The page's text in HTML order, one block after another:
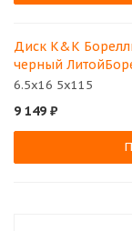
Диск K&K
черный
6.5x16 5x115
9 149 ₽